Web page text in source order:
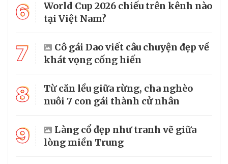
6
World Cup 2026 chiếu trên kênh nào
tại Việt Nam?
7
Cô gái Dao viết câu chuyện đẹp về
khát vọng cống hiến
8
Từ căn lều giữa rừng, cha nghèo
nuôi 7 con gái thành cử nhân
9
Làng cổ đẹp như tranh vẽ giữa
lòng miền Trung